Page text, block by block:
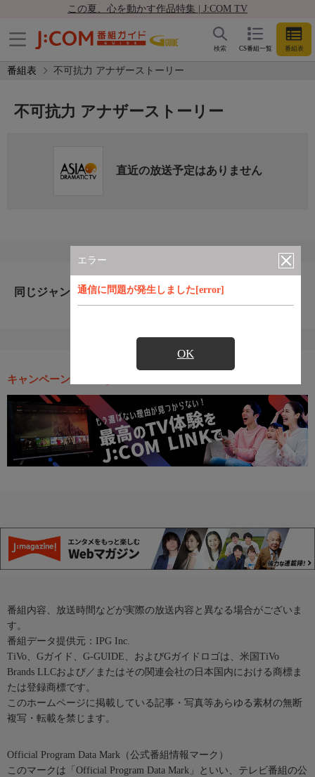
この夏、心を動かす作品特集 | J:COM TV
CS番組一覧 番組表
検索
番組表 不可抗力 アナザーストーリー
エラー
通信に問題が発生しました[error]
OK
不可抗力 アナザーストーリー
直近の放送予定はありません
同じジャンルのおすすめ番組
キャンペーン・お得な情報
番組内容、放送時間などが実際の放送内容と異なる場合がございま
す。
番組データ提供元：IPG Inc.
TiVo、Gガイド、G-GUIDE、およびGガイドロゴは、米国TiVo
Brands LLCおよび／またはその関連会社の日本国内における商標ま
たは登録商標です。
このホームページに掲載している記事・写真等あらゆる素材の無断
複写・転載を禁じます。
Official Program Data Mark（公式番組情報マーク）
このマークは「Official Program Data Mark」といい、テレビ番組の公